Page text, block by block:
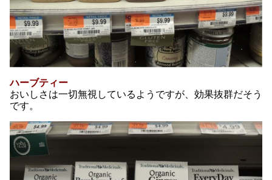
ハーブティー
おいしさは一切無視しているようですが、効果抜群だそう
です。